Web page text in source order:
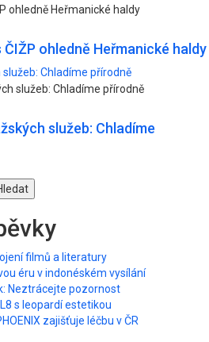
ohledně Heřmanické haldy
Chladíme přírodně
služeb: Chladíme
filmů a literatury
éru v indonéském vysílání
Neztrácejte pozornost
s leopardí estetikou
zajišťuje léčbu v ČR